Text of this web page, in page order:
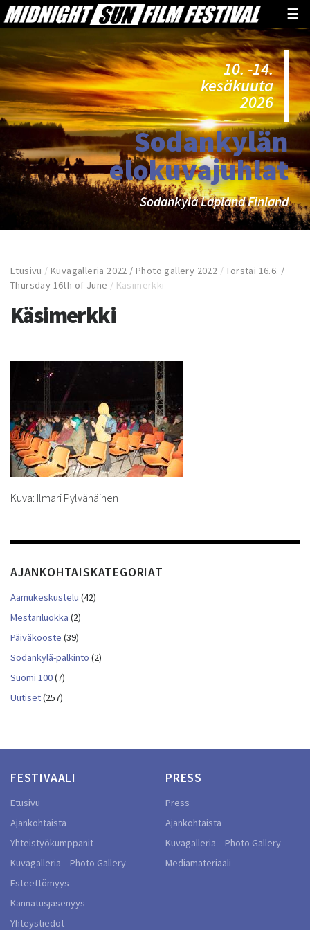
☰
10. -14.
kesäkuuta
2026
Sodankylän
elokuvajuhlat
Sodankylä Lapland Finland
Etusivu /Kuvagalleria 2022 / Photo gallery 2022 /Torstai 16.6. /
Thursday 16th of June / Käsimerkki
Käsimerkki
Kuva: Ilmari Pylvänäinen
AJANKOHTAISKATEGORIAT
Aamukeskustelu (42)
Mestariluokka (2)
Päiväkooste (39)
Sodankylä-palkinto (2)
Suomi 100(7)
Uutiset(257)
FESTIVAALI
Etusivu
Ajankohtaista
Yhteistyökumppanit
Kuvagalleria – Photo Gallery
Esteettömyys
Kannatusjäsenyys
Yhteystiedot
PRESS
Press
Ajankohtaista
Kuvagalleria – Photo Gallery
Mediamateriaali